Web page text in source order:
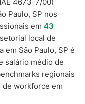
Paulo, SP nos
em 43
local de
em São Paulo, SP é
salário médio de
regionais
de workforce em